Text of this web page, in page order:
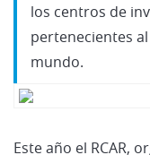
los centros de
pertenecientes
mundo.
Este año el RCAR,